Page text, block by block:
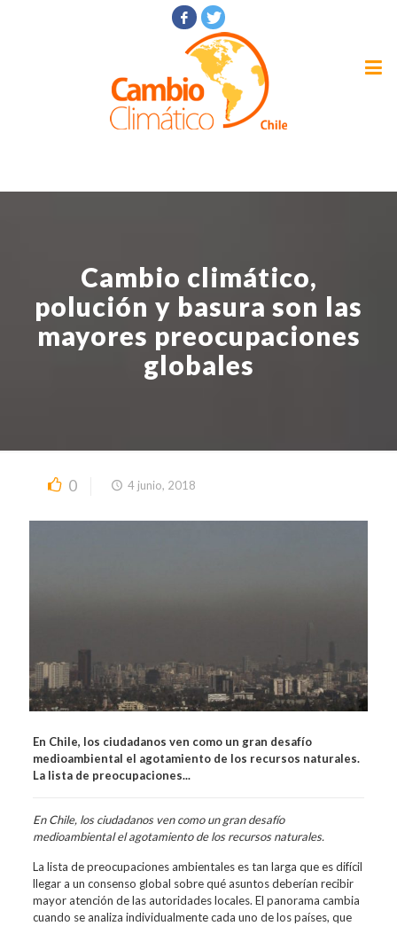
Cambio climático,
polución y basura son las
mayores preocupaciones
globales
0 4 junio, 2018
En Chile, los ciudadanos ven como un gran desafío
medioambiental el agotamiento de los recursos naturales.
La lista de preocupaciones...
En Chile, los ciudadanos ven como un gran desafío
medioambiental el agotamiento de los recursos naturales.
La lista de preocupaciones ambientales es tan larga que es difícil
llegar a un consenso global sobre qué asuntos deberían recibir
mayor atención de las autoridades locales. El panorama cambia
cuando se analiza individualmente cada uno de los países, que